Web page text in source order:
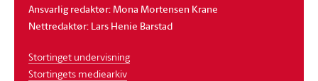
Ansvarlig redaktør: Mona Mortensen Krane
Nettredaktør: Lars Henie Barstad
Stortinget undervisning
Stortingets mediearkiv